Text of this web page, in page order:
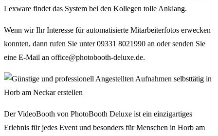
Lexware findet das System bei den Kollegen tolle Anklang.
Wenn wir Ihr Interesse für automatisierte Mitarbeiterfotos erwecken
konnten, dann rufen Sie unter 09331 8021990 an oder senden Sie
eine E-Mail an office@photobooth-deluxe.de.
Der VideoBooth von PhotoBooth Deluxe ist ein einzigartiges
Erlebnis für jedes Event und besonders für Menschen in Horb am